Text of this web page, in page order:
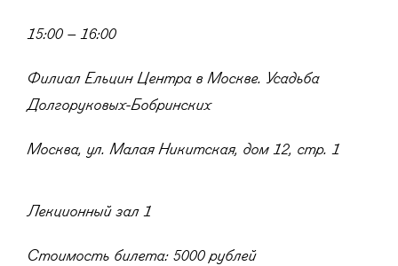
15:00 –16:00
Филиал Ельцин Центра в Москве. Усадьба
Долгоруковых-Бобринских
Москва, ул. Малая Никитская, дом 12, стр. 1
Лекционный зал 1
Стоимость билета: 5000 рублей